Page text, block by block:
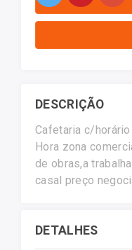
DESCRIÇÃO
Cafetaria c/
Hora zona comercial bem decorada não
de obras,a
casal preço
DETALHES